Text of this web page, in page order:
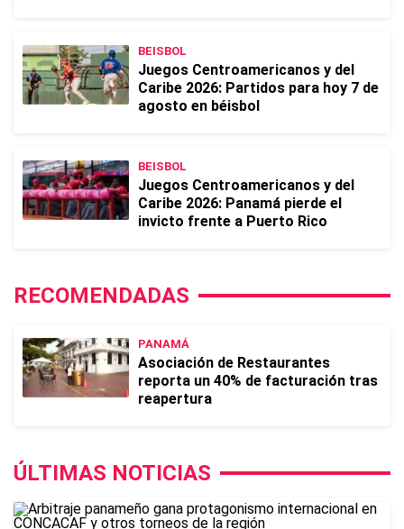
BEISBOL
Juegos Centroamericanos y del
Caribe 2026: Partidos para hoy 7 de
agosto en béisbol
BEISBOL
Juegos Centroamericanos y del
Caribe 2026: Panamá pierde el
invicto frente a Puerto Rico
RECOMENDADAS
PANAMÁ
Asociación de Restaurantes
reporta un 40% de facturación tras
reapertura
ÚLTIMAS NOTICIAS